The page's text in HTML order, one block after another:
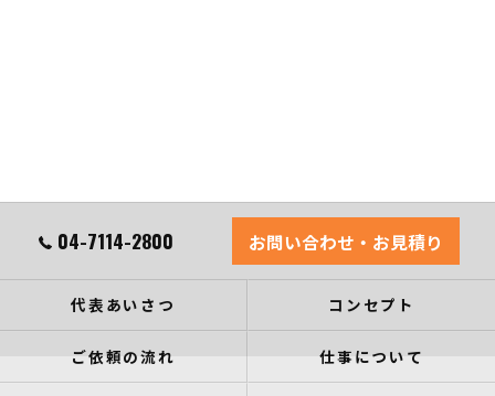
04-7114-2800 お問い合わせ・お見積り
代表あいさつ コンセプト
ご依頼の流れ 仕事について